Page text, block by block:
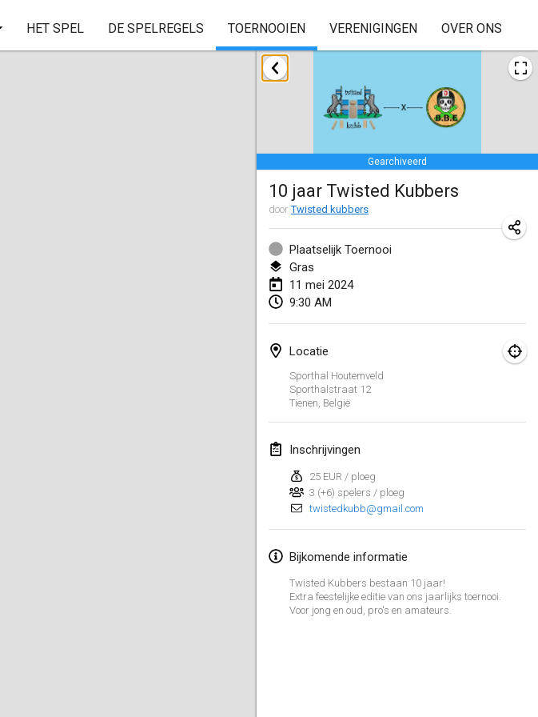
HET SPEL DE SPELREGELS TOERNOOIEN VERENIGINGEN OVER ONS
Gearchiveerd
10 jaar Twisted Kubbers
door Twisted kubbers
Plaatselijk Toernooi
Gras
11 mei 2024
9:30 AM
Locatie
Sporthal Houtemveld
Sporthalstraat 12
Tienen België
Inschrijvingen
25 EUR / ploeg
3 (+6) spelers / ploeg
twistedkubb@gmail.com
Bijkomende informatie
Twisted Kubbers bestaan 10 jaar!
Extra feestelijke editie van ons jaarlijks toernooi.
Voor jong en oud, pro's en amateurs.
januari 2024
Kubbezen Indoor Kubb Tornooi
20 jan. 2024 |België
Lake Superior Ice Festival Kubb Tournament
27 jan. 2024|Verenigde Staten
Winterkubb
28 jan. 2024|België
maart 2024
KUBB-o-LOCO tornooi
Kubbtornooi De Rode Lantaarn
30 mrt. 2024
30 mrt. 2024
april 2024
6 apr. 2024|België
Battle of the Blocks
20 apr. 2024 |België